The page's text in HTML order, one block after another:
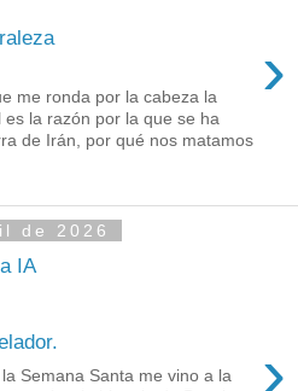
›
ronda por la cabeza la
es la razón por la que se ha
de Irán, por qué nos matamos
de 2026
IA
›
Santa me vino a la